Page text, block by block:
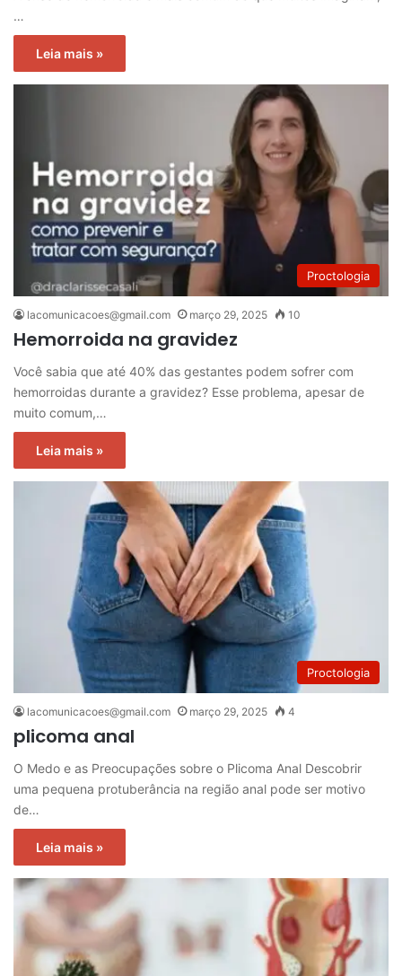
…
Leia mais »
Proctologia
lacomunicacoes@gmail.com março 29, 2025 10
Hemorroida na gravidez
Você sabia que até 40% das gestantes podem sofrer com
hemorroidas durante a gravidez? Esse problema, apesar de
muito comum,…
Leia mais »
Proctologia
lacomunicacoes@gmail.com março 29, 2025 4
plicoma anal
O Medo e as Preocupações sobre o Plicoma Anal Descobrir
uma pequena protuberância na região anal pode ser motivo
de…
Leia mais »